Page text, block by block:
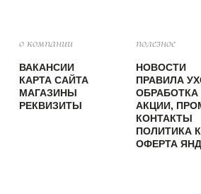
о компании
ВАКАНСИИ
КАРТА САЙТА
МАГАЗИНЫ
РЕКВИЗИТЫ
полезное
НОВОСТИ
ПРАВИЛА
АКЦИИ,
КОНТАКТЫ
ПОЛИТИКА
ОФЕРТА